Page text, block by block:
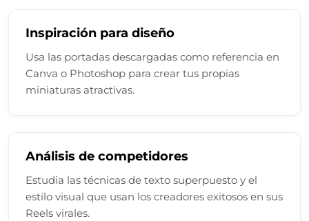
Inspiración para diseño
Usa las portadas descargadas como referencia en
Canva o Photoshop para crear tus propias
miniaturas atractivas.
Análisis de competidores
Estudia las técnicas de texto superpuesto y el
estilo visual que usan los creadores exitosos en sus
Reels virales.